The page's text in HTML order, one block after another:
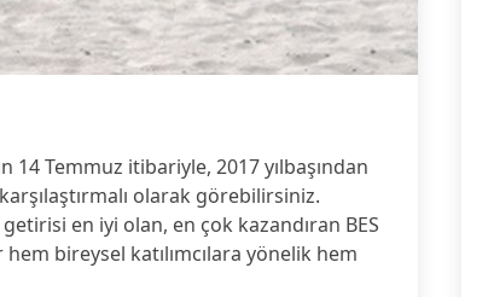
14 Temmuz itibariyle, 2017 yılbaşından
olarak görebilirsiniz.
en iyi olan, en çok kazandıran BES
bireysel katılımcılara yönelik hem